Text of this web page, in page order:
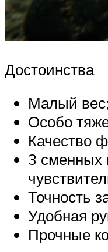
Достоинства
Малый вес;
Особо
Качество
3 сменных
Точность
Удобная
Прочные